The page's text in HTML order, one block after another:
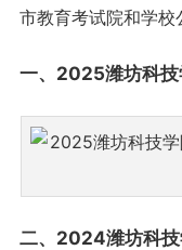
市教育考试院和学校
一、2025潍坊科技
二、2024潍坊科技